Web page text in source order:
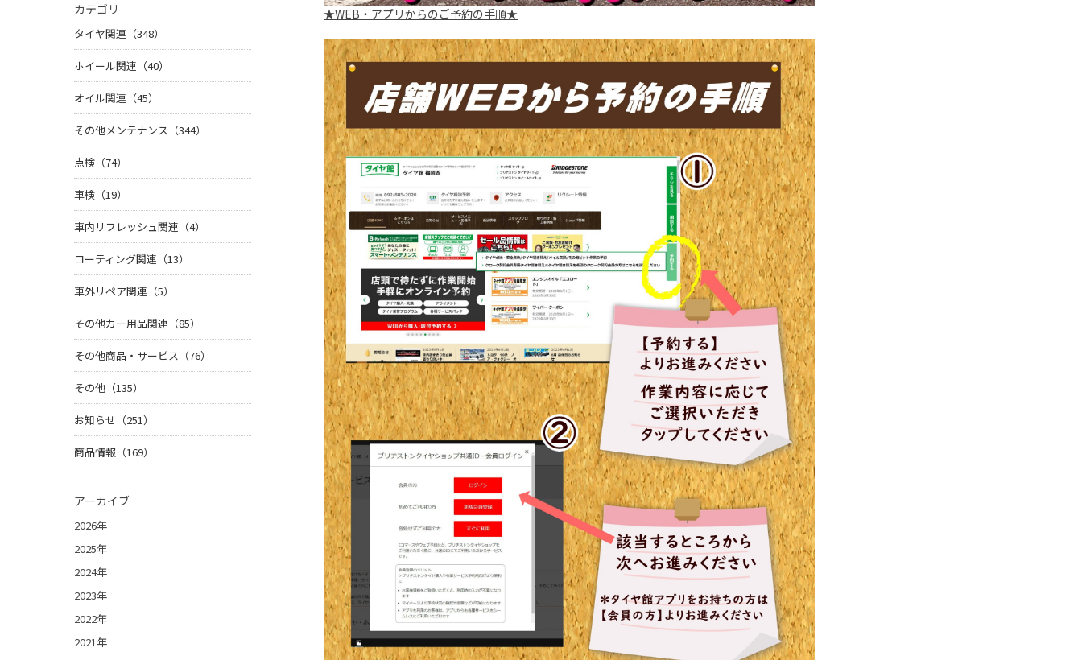
★WEB ・アプリからのご予約の手順★
カテゴリ
タイヤ関連（348）
ホイール関連（40）
オイル関連（45）
その他メンテナンス（344）
点検（74）
車検（19）
車内リフレッシュ関連（4）
コーティング関連（13）
車外リペア関連（5）
その他カー用品関連（85）
その他商品・サービス（76）
その他（135）
お知らせ（251）
商品情報（169）
アーカイブ
2026年
2025年
2024年
2023年
2022年
2021年